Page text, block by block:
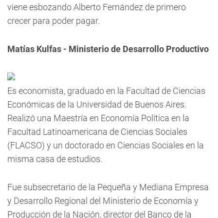
viene esbozando Alberto Fernández de primero
crecer para poder pagar.
Matías Kulfas - Ministerio de Desarrollo Productivo
Es economista, graduado en la Facultad de Ciencias
Económicas de la Universidad de Buenos Aires.
Realizó una Maestría en Economía Política en la
Facultad Latinoamericana de Ciencias Sociales
(FLACSO) y un doctorado en Ciencias Sociales en la
misma casa de estudios.
Fue subsecretario de la Pequeña y Mediana Empresa
y Desarrollo Regional del Ministerio de Economía y
Producción de la Nación, director del Banco de la